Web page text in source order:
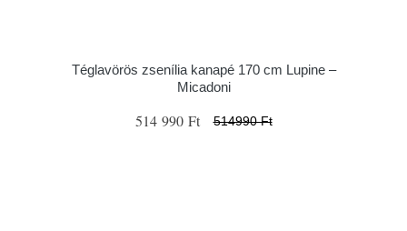
Téglavörös zsenília kanapé 170 cm Lupine –
Micadoni
514 990 Ft 514990 Ft